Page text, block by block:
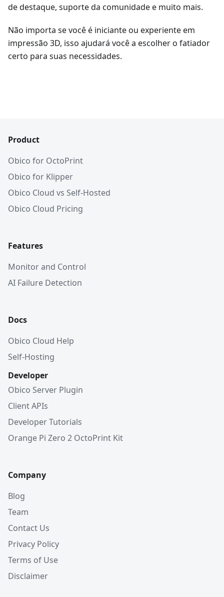
de destaque, suporte da comunidade e muito mais.
Não importa se você é iniciante ou experiente em
impressão 3D, isso ajudará você a escolher o fatiador
certo para suas necessidades.
Product
Obico for OctoPrint
Obico for Klipper
Obico Cloud vs Self-Hosted
Obico Cloud Pricing
Features
Monitor and Control
AI Failure Detection
Docs
Obico Cloud Help
Self-Hosting
Developer
Obico Server Plugin
Client APIs
Developer Tutorials
Orange Pi Zero 2 OctoPrint Kit
Company
Blog
Team
Contact Us
Privacy Policy
Terms of Use
Disclaimer